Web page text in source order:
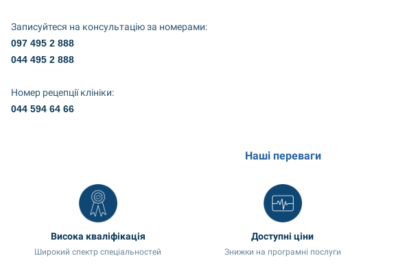
Записуйтеся на консультацію за номерами:
097 495 2 888
044 495 2 888
Номер рецепції клініки:
044 594 64 66
Наші переваги
Висока кваліфікація
Широкий спектр спеціальностей
Доступні ціни
Знижки на програмні послуги